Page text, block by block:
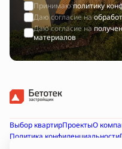
Принимаюполитику
Даю согласие на
Даю согласие на
материалов
Выбор квартирПроектыО
Политика конфиденциальности